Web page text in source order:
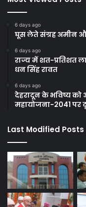
6 days ago
घूस लेते संग्रह अमीन
6 days ago
राज्य में शत-प्रतिशत
धन सिंह रावत
6 days ago
देहरादून के भविष्य
महायोजना-2041 पर
Last Modified Posts